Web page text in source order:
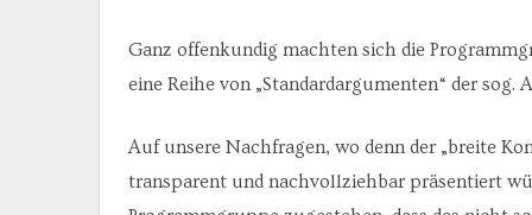
Ganz offenkundig machten sich die
eine Reihe von „Standardargumenten“ der sog.
Auf unsere Nachfragen, wo denn der „breite
transparent und nachvollziehbar präsentiert